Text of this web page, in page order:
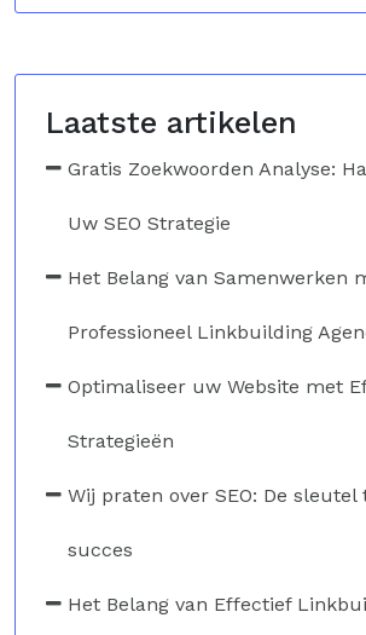
Laatste artikelen
Gratis Zoekwoorden Analyse:
Uw SEO Strategie
Het Belang van Samenwerken
Professioneel Linkbuilding
Optimaliseer uw Website met
Strategieën
Wij praten over SEO: De sleutel
succes
Het Belang van Effectief